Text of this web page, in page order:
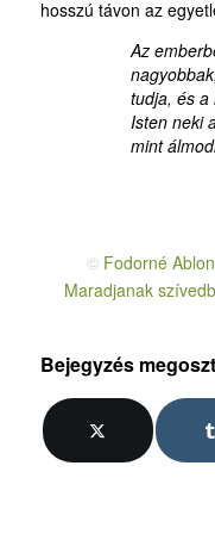
hosszú távon az
Az
tudja, és a
Isten neki
mint
© Fodorné
Maradjanak
Bejegyzés